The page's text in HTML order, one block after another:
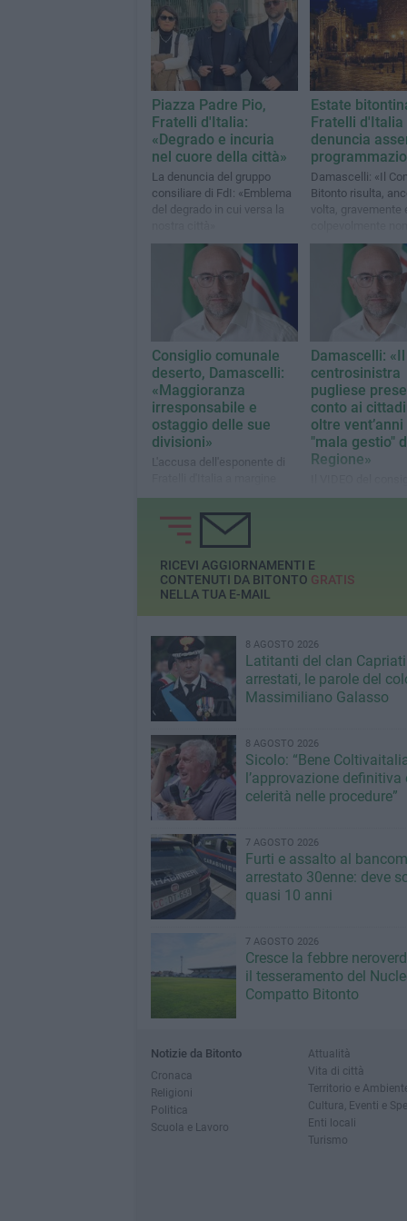
Piazza Padre Pio,
Fratelli d'Italia:
«Degrado e incuria
nel cuore della città»
La denuncia del gruppo
consiliare di FdI: «Emblema
del degrado in cui versa la
Estate
Fratelli d'Italia
denuncia
Damascelli: «Il
Bitonto risulta,
volta, gravemente
pervenuto»
Consiglio comunale
deserto, Damascelli:
«Maggioranza
irresponsabile e
ostaggio delle sue
divisioni»
L'accusa dell'esponente di
della seduta andata deserta
Damascelli: «Il
centrosinistra
pugliese
conto ai
oltre vent’anni
"mala gestio"
Regione»
comunale ed ex
RICEVI AGGIORNAMENTI E
CONTENUTI DA BITONTO GRATIS
NELLA TUA E-MAIL
8 AGOSTO 2026
Latitanti del clan Capriati
arrestati, le parole del
Massimiliano Galasso
8 AGOSTO 2026
Sicolo: “Bene
l’approvazione definitiva
celerità nelle procedure”
7 AGOSTO 2026
Furti e assalto al
arrestato 30enne: deve
quasi 10 anni
7 AGOSTO 2026
Cresce la febbre
il tesseramento del
Compatto Bitonto
Notizie da Bitonto
Cronaca
Religioni
Politica
Scuola e Lavoro
Attualità
Vita di città
Territorio e
Cultura, Eventi e
Enti locali
Turismo